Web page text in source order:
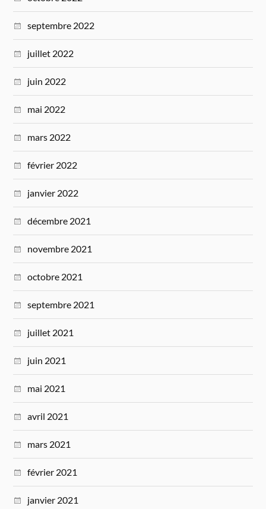
septembre 2022
juillet 2022
juin 2022
mai 2022
mars 2022
février 2022
janvier 2022
décembre 2021
novembre 2021
octobre 2021
septembre 2021
juillet 2021
juin 2021
mai 2021
avril 2021
mars 2021
février 2021
janvier 2021